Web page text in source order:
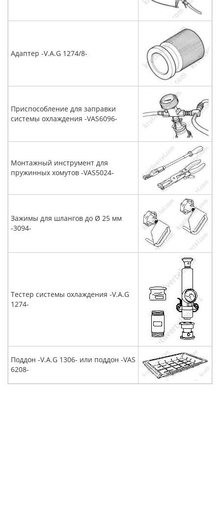
Адаптер -V.A.G 1274/8-
Приспособление для заправки
системы охлаждения -VAS6096-
Монтажный инструмент для
пружинных хомутов -VAS5024-
Зажимы для шлангов до Ø 25 мм
-3094-
Тестер системы охлаждения -V.A.G
1274-
Поддон -V.A.G 1306- или поддон -VAS
6208-